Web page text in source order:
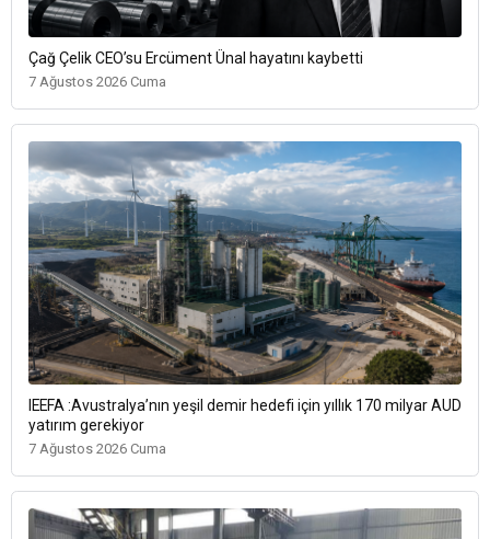
Çağ Çelik CEO’su Ercüment Ünal hayatını kaybetti
7 Ağustos 2026 Cuma
IEEFA :Avustralya’nın yeşil demir hedefi için yıllık 170 milyar AUD
yatırım gerekiyor
7 Ağustos 2026 Cuma